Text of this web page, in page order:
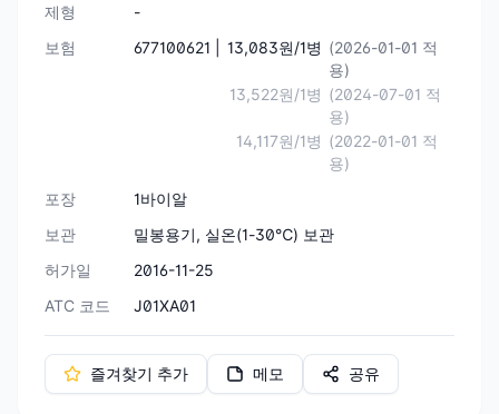
제형
-
보험
677100621 | 13,083원/1병 (2026-01-01 적
용)
13,522원/1병 (2024-07-01 적
용)
14,117원/1병 (2022-01-01 적
용)
포장
1바이알
보관
밀봉용기, 실온(1-30℃) 보관
허가일
2016-11-25
ATC 코드
J01XA01
즐겨찾기 추가 메모 공유